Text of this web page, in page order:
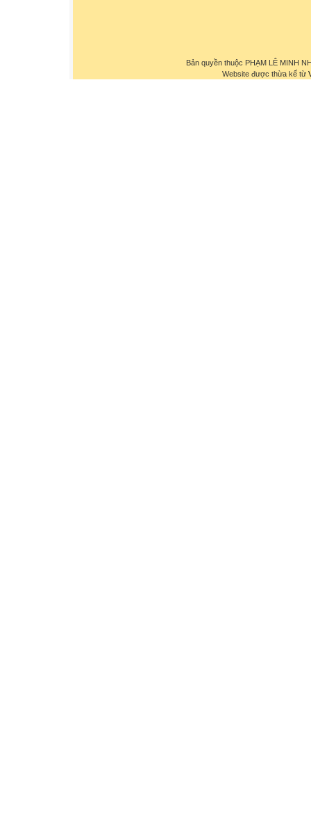
Bản quyền thuộc PHẠM LÊ MINH
Website được thừa kế từ